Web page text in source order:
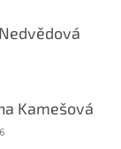
obchodu je 5 z 5
Kamešová
obchodu je 5 z 5